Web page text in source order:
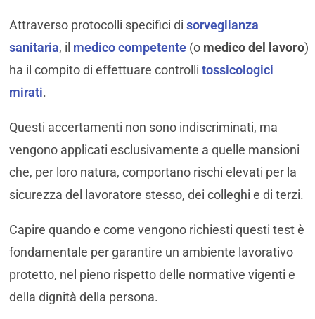
Attraverso protocolli specifici di sorveglianza
sanitaria, il medico competente (o medico del lavoro)
ha il compito di effettuare controlli tossicologici
mirati.
Questi accertamenti non sono indiscriminati, ma
vengono applicati esclusivamente a quelle mansioni
che, per loro natura, comportano rischi elevati per la
sicurezza del lavoratore stesso, dei colleghi e di terzi.
Capire quando e come vengono richiesti questi test è
fondamentale per garantire un ambiente lavorativo
protetto, nel pieno rispetto delle normative vigenti e
della dignità della persona.